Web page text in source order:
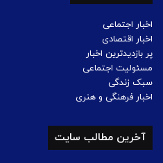
اخبار اجتماعی
اخبار اقتصادی
پر بازدیدترین اخبار
مسئولیت اجتماعی
سبک زندگی
اخبار فرهنگی و هنری
آخرین مطالب سایت